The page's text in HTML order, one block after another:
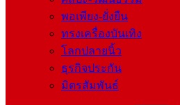
พอเพียง-ยั่งยืน
ทรงเครื่องบันเทิง
โลกปลายนิ้ว
ธุรกิจประกัน
มิตรสัมพันธ์